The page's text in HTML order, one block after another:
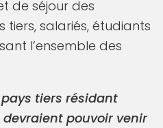
de séjour des
tiers, salariés, étudiants
l’ensemble des
tiers résidant
pouvoir venir